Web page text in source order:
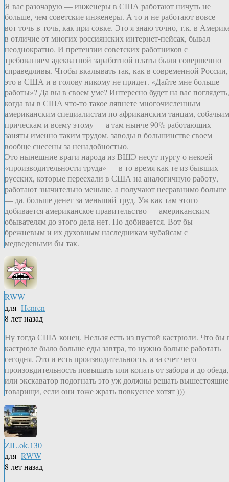
Я вас разочарую — инженеры в США работают ничуть не
больше, чем советские инженеры. А то и не работают вовсе —
вот точь-в-точь, как при совке. Это я знаю точно, т.к. в
в отличие от многих россиянских интернет-пейсак, бывал
неоднократно. И претензии советских работников с
требованием адекватной заработной платы были совершенно
справедливы. Чтобы вкалывать так, как в современной России,
это в США и в голову никому не придет. «Дайте мне больше
работы»? Да вы в своем уме? Интересно будет на вас поглядеть,
когда вы в США что-то такое ляпнете многочисленным
американским специалистам по африканским танцам, собачьим
прическам и всему этому — а там нынче 90% работающих
заняты именно таким трудом, заводы в большинстве своем
вообще снесены за ненадобностью.
Это нынешние враги народа из ВШЭ несут пургу о некоей
«производительности труда» — в то время как те из бывших
русских, которые переехали в США на аналогичную работу,
работают значительно меньше, а получают несравнимо больше
— да, больше денег за меньший труд. Уж как там этого
добивается американское правительство — американским
обывателям до этого дела нет. Но добивается. Вот бы
брежневым и их духовным наследникам чубайсам с
медведевыми бы так.
RWW
для Henren
8 лет назад
Ну тогда США конец. Нельзя есть из пустой кастрюли. Что бы
кастрюле было больше еды завтра, то нужно больше работать
сегодня. Это и есть производительность, а за счет чего
произовдительность повышать или копать от забора и до обеда,
или экскаватор подогнать это уж должны решать вышестоящие
товарищи, если они тоже жрать повкуснее хотят )))
ZIL.ok.130
для RWW
8 лет назад